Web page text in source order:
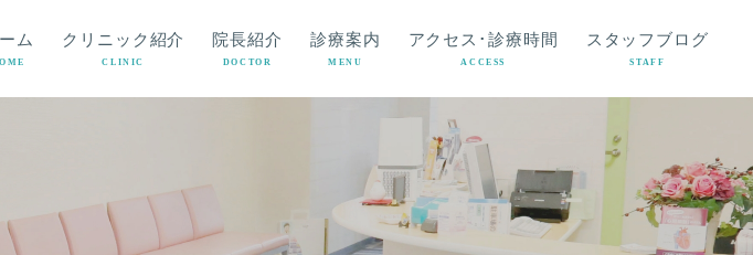
ム クリニック紹介
CLINIC
院長紹介
DOCTOR
診療案内
MENU
アクセス･診療時間
ACCESS
スタッフブログ
STAFF